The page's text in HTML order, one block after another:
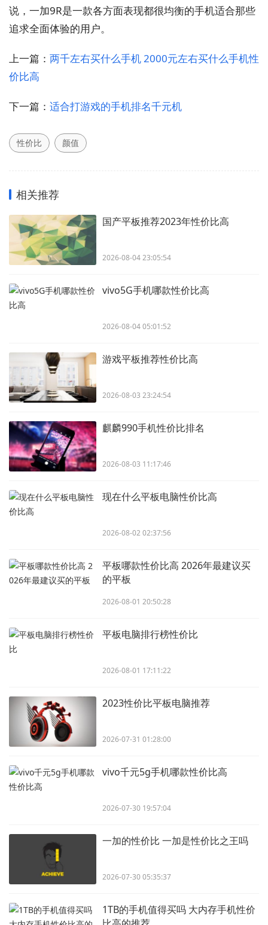
说，一加9R是一款各方面表现都很均衡的手机适合那些
追求全面体验的用户。
上一篇： 两千左右买什么手机 2000元左右买什么手机性
价比高
下一篇： 适合打游戏的手机排名千元机
性价比 颜值
相关推荐
国产平板推荐2023年性价比高
2026-08-04 23:05:54
vivo5G手机哪款性价比高
2026-08-04 05:01:52
游戏平板推荐性价比高
2026-08-03 23:24:54
麒麟990手机性价比排名
2026-08-03 11:17:46
现在什么平板电脑性价比高
2026-08-02 02:37:56
平板哪款性价比高 2026年最建议买
的平板
2026-08-01 20:50:28
平板电脑排行榜性价比
2026-08-01 17:11:22
2023性价比平板电脑推荐
2026-07-31 01:28:00
vivo千元5g手机哪款性价比高
2026-07-30 19:57:04
一加的性价比 一加是性价比之王吗
2026-07-30 05:35:37
1TB的手机值得买吗 大内存手机性价